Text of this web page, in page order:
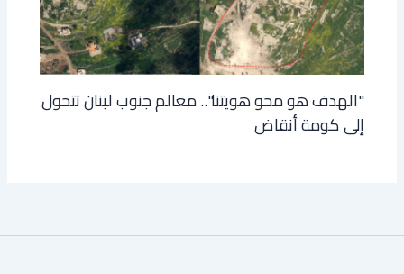
"الهدف هو محو هويتنا".. معالم جنوب لبنان تتحول
إلى كومة أنقاض